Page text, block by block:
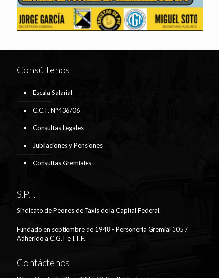
Consúltenos
Escala Salarial
C.C.T. N°436/06
Consultas Legales
Jubilaciones y Pensiones
Consultas Gremiales
S.P.T.
Sindicato de Peones de Taxis de la Capital Federal.
Fundado en septiembre de 1948 - Personería Gremial 305 /
Adherido a C.G.T e I.T.F.
Contáctenos